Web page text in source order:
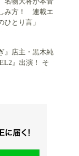
み方！ 連載エ
ひとり言」
』店主・黒木純
』出演！ そ